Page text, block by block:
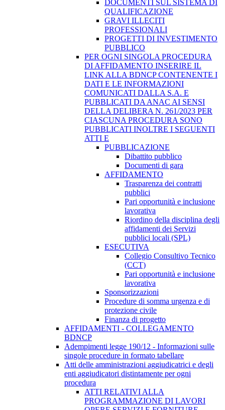
DOCUMENTI SUL SISTEMA DI
QUALIFICAZIONE
GRAVI ILLECITI
PROFESSIONALI
PROGETTI DI INVESTIMENTO
PUBBLICO
PER OGNI SINGOLA PROCEDURA
DI AFFIDAMENTO INSERIRE IL
LINK ALLA BDNCP CONTENENTE I
DATI E LE INFORMAZIONI
COMUNICATI DALLA S.A. E
PUBBLICATI DA ANAC AI SENSI
DELLA DELIBERA N. 261/2023 PER
CIASCUNA PROCEDURA SONO
PUBBLICATI INOLTRE I SEGUENTI
ATTI E
PUBBLICAZIONE
Dibattito pubblico
Documenti di gara
AFFIDAMENTO
Trasparenza dei contratti
pubblici
Pari opportunità e inclusione
lavorativa
Riordino della disciplina degli
affidamenti dei Servizi
pubblici locali (SPL)
ESECUTIVA
Collegio Consultivo Tecnico
(CCT)
Pari opportunità e inclusione
lavorativa
Sponsorizzazioni
Procedure di somma urgenza e di
protezione civile
Finanza di progetto
AFFIDAMENTI - COLLEGAMENTO
BDNCP
Adempimenti legge 190/12 - Informazioni sulle
singole procedure in formato tabellare
Atti delle amministrazioni aggiudicatrici e degli
enti aggiudicatori distintamente per ogni
procedura
ATTI RELATIVI ALLA
PROGRAMMAZIONE DI LAVORI